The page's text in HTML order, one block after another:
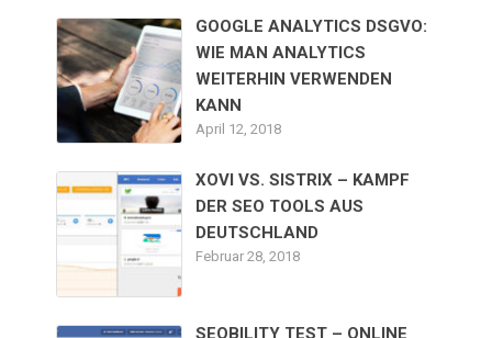
GOOGLE ANALYTICS DSGVO:
WIE MAN ANALYTICS
WEITERHIN VERWENDEN
KANN
April 12, 2018
XOVI VS. SISTRIX – KAMPF
DER SEO TOOLS AUS
DEUTSCHLAND
Februar 28, 2018
SEOBILITY TEST – ONLINE